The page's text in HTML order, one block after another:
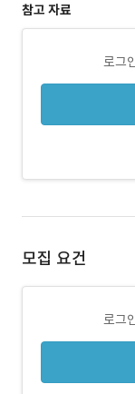
참고 자료
로그
모집 요건
로그